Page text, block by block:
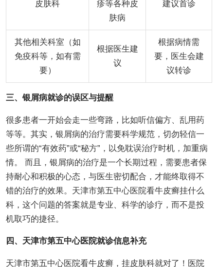
皮肤科
疹等各种皮
肤病
建议首诊
其他相关科室（如
免疫科等，如有需
要）
根据医生建
议
根据病情需
要，医生会建
议转诊
三、银屑病就诊的误区与提醒
很多患者一开始会走一些弯路，比如听信偏方、乱用药
等等。其实，银屑病的治疗需要科学规范，切勿轻信一
些所谓的“有效药”或“秘方”，以免耽误治疗时机，加重病
情。 而且，银屑病的治疗是一个长期过程，需要患者保
持耐心和积极的心态，与医生密切配合，才能终取得不
错的治疗的效果。天津市第五中心医院看牛皮癣挂什么
科，这个问题的答案就是专业、科学的诊疗，而不是投
机取巧的捷径。
四、天津市第五中心医院就诊信息补充
天津市第五中心医院看牛皮癣，挂皮肤科就对了！医院